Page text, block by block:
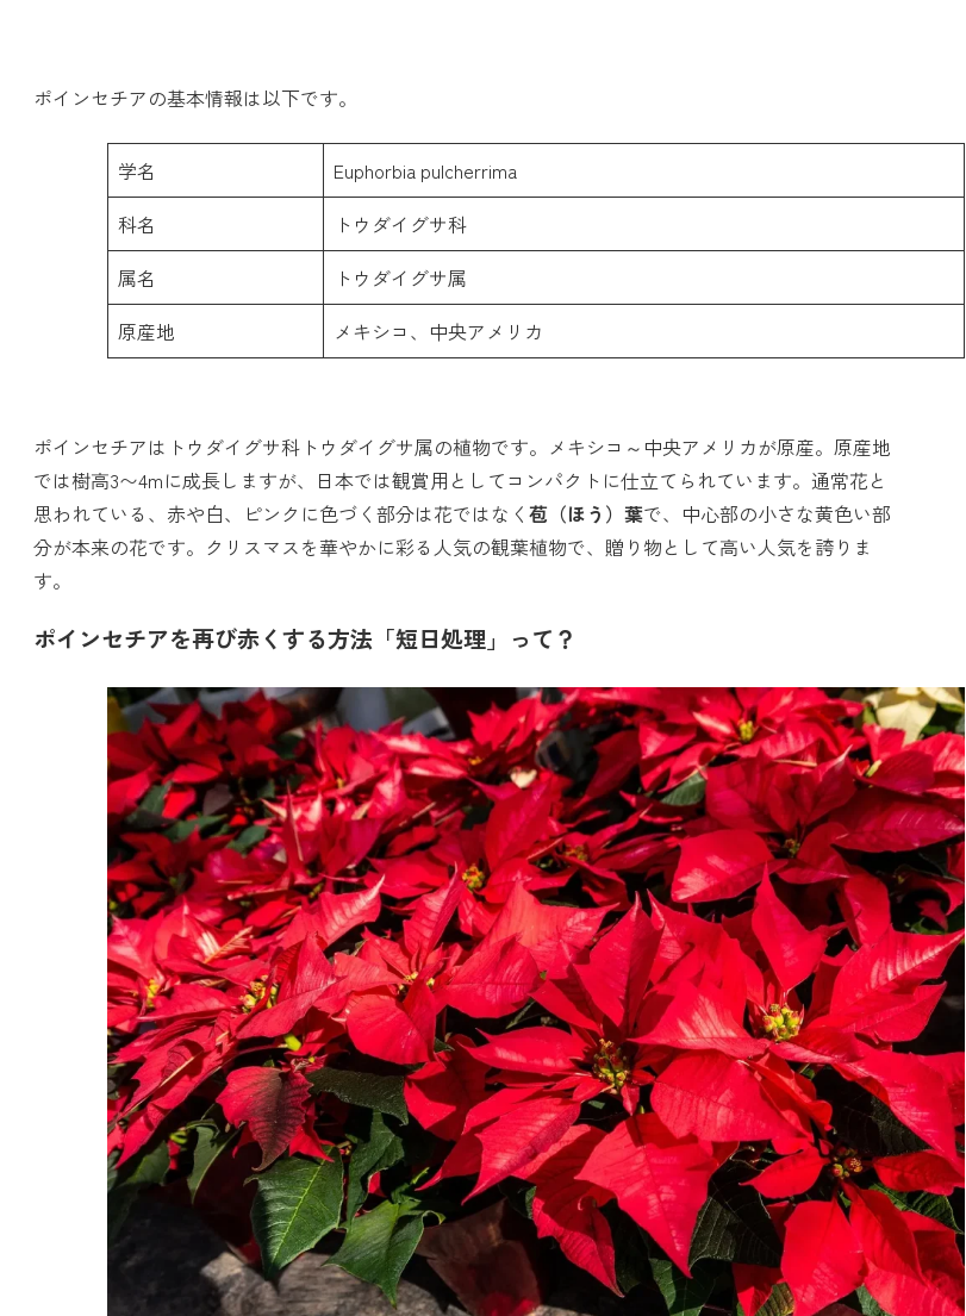
ポインセチアの基本情報は以下です。
学名
Euphorbia pulcherrima
科名
トウダイグサ科
属名
トウダイグサ属
原産地
メキシコ、中央アメリカ
ポインセチアはトウダイグサ科トウダイグサ属の植物です。メキシコ～中央アメリカが原産。原産地
では樹高3〜4mに成長しますが、日本では観賞用としてコンパクトに仕立てられています。通常花と
思われている、赤や白、ピンクに色づく部分は花ではなく 苞（ほう）葉で、中心部の小さな黄色い部
分が本来の花です。クリスマスを華やかに彩る人気の観葉植物で、贈り物として高い人気を誇りま
す。
ポインセチアを再び赤くする方法「短日処理」って？